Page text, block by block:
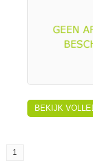
BEKIJK
1